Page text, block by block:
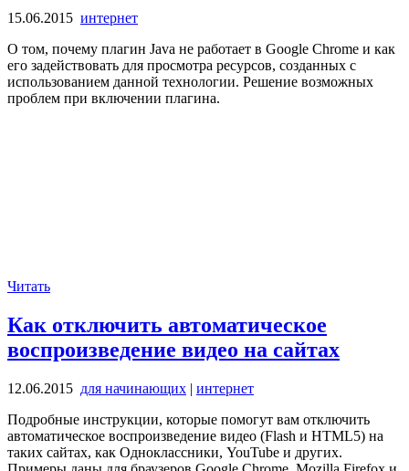
15.06.2015 интернет
О том, почему плагин Java не работает в Google Chrome и как
его задействовать для просмотра ресурсов, созданных с
использованием данной технологии. Решение возможных
проблем при включении плагина.
Читать
Как отключить автоматическое
воспроизведение видео на сайтах
12.06.2015 для начинающих | интернет
Подробные инструкции, которые помогут вам отключить
автоматическое воспроизведение видео (Flash и HTML5) на
таких сайтах, как Одноклассники, YouTube и других.